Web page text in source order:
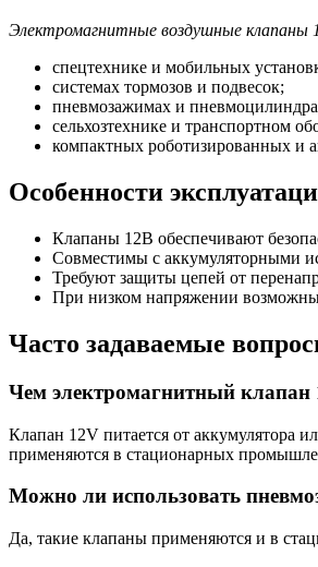
Электромагнитные воздушные клапаны
спецтехнике и мобильных
системах тормозов и подвесок;
пневмозажимах и
сельхозтехнике и транспортном
компактных роботизированных и
Особенности
Клапаны 12В обеспечивают
Совместимы с аккумуляторными
Требуют защиты цепей от
При низком напряжении возможны
Часто задаваемые
Чем электромагнитный клапан
Клапан 12V питается от аккумулятора
применяются в стационарных
Можно ли использовать
Да, такие клапаны применяются и в